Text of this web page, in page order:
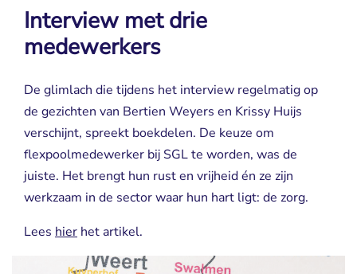
Interview met drie
medewerkers
De glimlach die tijdens het interview regelmatig op
de gezichten van Bertien Weyers en Krissy Huijs
verschijnt, spreekt boekdelen. De keuze om
flexpoolmedewerker bij SGL te worden, was de
juiste. Het brengt hun rust en vrijheid én ze zijn
werkzaam in de sector waar hun hart ligt: de zorg.
Lees hier het artikel.